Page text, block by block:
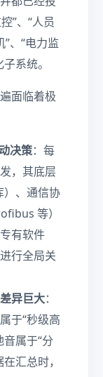
”、“人员
”、“电力监
系统。
面临着极
决策：每
，其底层
）、通信协
等）
有软件
行全局关
异巨大：
于“秒级高
属于“分
汇总时，